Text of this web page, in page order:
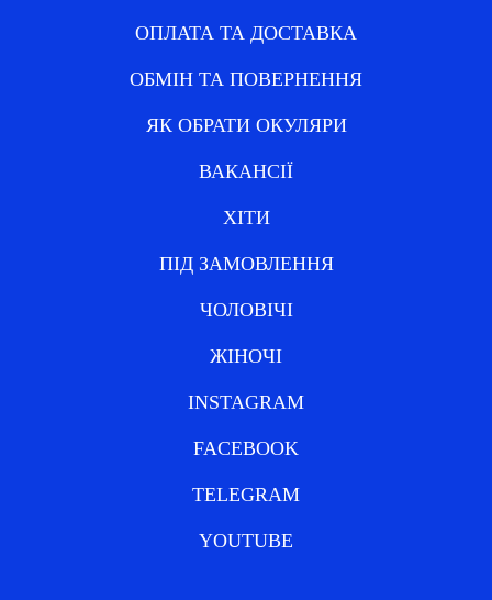
ОПЛАТА ТА ДОСТАВКА
ОБМІН ТА ПОВЕРНЕННЯ
ЯК ОБРАТИ ОКУЛЯРИ
ВАКАНСІЇ
ХІТИ
ПІД ЗАМОВЛЕННЯ
ЧОЛОВІЧІ
ЖІНОЧІ
INSTAGRAM
FACEBOOK
TELEGRAM
YOUTUBE